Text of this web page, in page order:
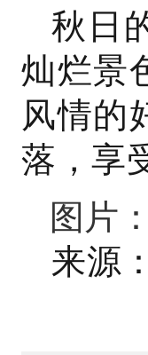
秋日
灿烂景
风情的
落，享
图片
来源